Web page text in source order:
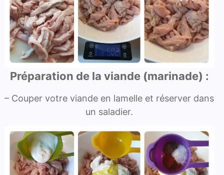
Préparation de la viande (marinade) :
– Couper votre viande en lamelle et réserver dans
un saladier.